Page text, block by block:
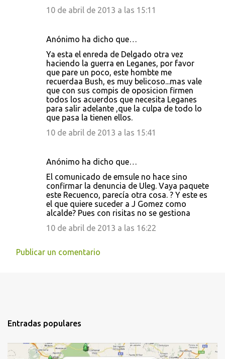
10 de abril de 2013 a las 15:11
Anónimo ha dicho que…
Ya esta el enreda de Delgado otra vez
haciendo la guerra en Leganes, por favor
que pare un poco, este hombte me
recuerdaa Bush, es muy belicoso...mas vale
que con sus compis de oposicion firmen
todos los acuerdos que necesita Leganes
para salir adelante ,que la culpa de todo lo
que pasa la tienen ellos.
10 de abril de 2013 a las 15:41
Anónimo ha dicho que…
El comunicado de emsule no hace sino
confirmar la denuncia de Uleg. Vaya paquete
este Recuenco, parecía otra cosa. ? Y este es
el que quiere suceder a J Gomez como
alcalde? Pues con risitas no se gestiona
10 de abril de 2013 a las 16:22
Publicar un comentario
Entradas populares